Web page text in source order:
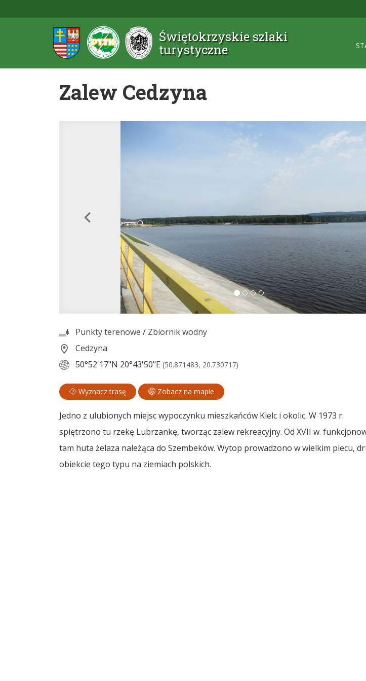
Świętokrzyskie szlaki
turystyczne
Zalew Cedzyna
Punkty terenowe / Zbiornik wodny
Cedzyna
50°52'17"N 20°43'50"E (50.871483, 20.730717)
Wyznacz trasę Zobacz na mapie
Jedno z ulubionych miejsc wypoczynku mieszkańców Kielc i okolic. W 1973 r.
spiętrzono tu rzekę Lubrzankę, tworząc zalew rekreacyjny. Od XVII w.
tam huta żelaza należąca do Szembeków. Wytop prowadzono w wielkim piecu,
obiekcie tego typu na ziemiach polskich.